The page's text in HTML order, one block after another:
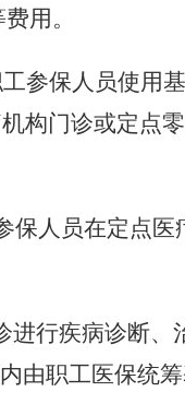
用。
参保人员使用
构门诊或定点
保人员在定点医
进行疾病诊断、
由职工医保统